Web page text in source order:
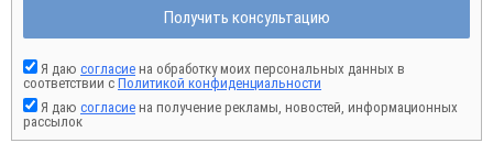
Получить консультацию
Я даю согласие на обработку моих персональных данных в
соответствии с Политикой конфиденциальности
Я даю согласие на получение рекламы, новостей, информационных
рассылок